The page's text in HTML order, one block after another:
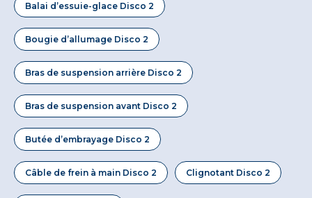
Balai d’essuie-glace Disco 2
Bougie d’allumage Disco 2
Bras de suspension arrière Disco 2
Bras de suspension avant Disco 2
Butée d’embrayage Disco 2
Câble de frein à main Disco 2 Clignotant Disco 2